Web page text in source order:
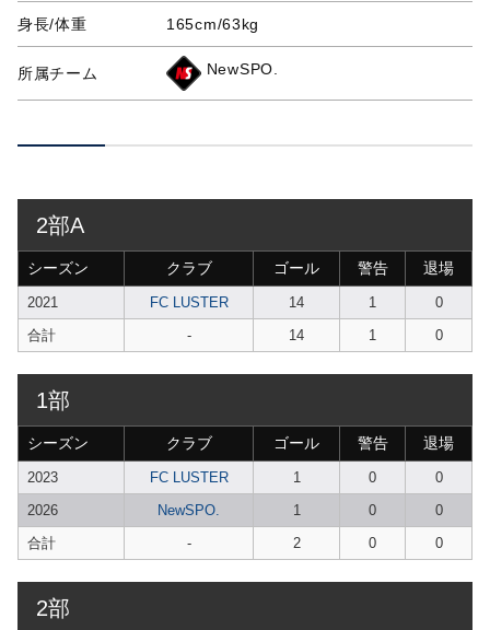
身長/体重 165cm/63kg
所属チーム NewSPO.
2部A
シーズン クラブ ゴール 警告 退場
2021 FC LUSTER 14 1
0
合計
- 14 1 0
1部
シーズン クラブ ゴール 警告 退場
2023 FC LUSTER 1 0
0
2026
NewSPO. 1 0
0
合計
- 2 0 0
2部